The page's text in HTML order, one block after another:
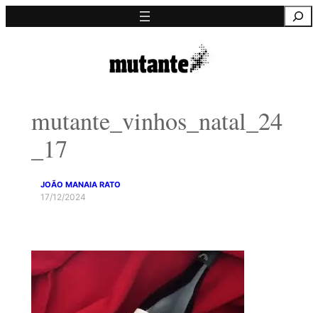
para
mutante_vinhos_natal_24
_17
JOÃO MANAIA RATO
17/12/2024